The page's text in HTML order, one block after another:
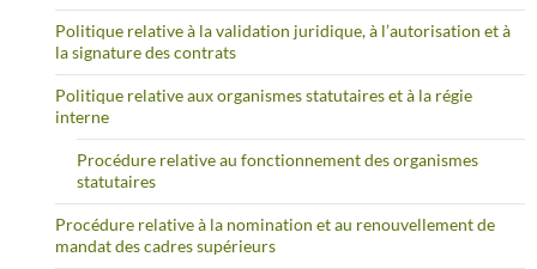
Politique relative à la validation juridique, à l’autorisation et à
la signature des contrats
Politique relative aux organismes statutaires et à la régie
interne
Procédure relative au fonctionnement des organismes
statutaires
Procédure relative à la nomination et au renouvellement de
mandat des cadres supérieurs